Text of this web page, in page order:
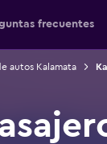
frecuentes
autos Kalamata